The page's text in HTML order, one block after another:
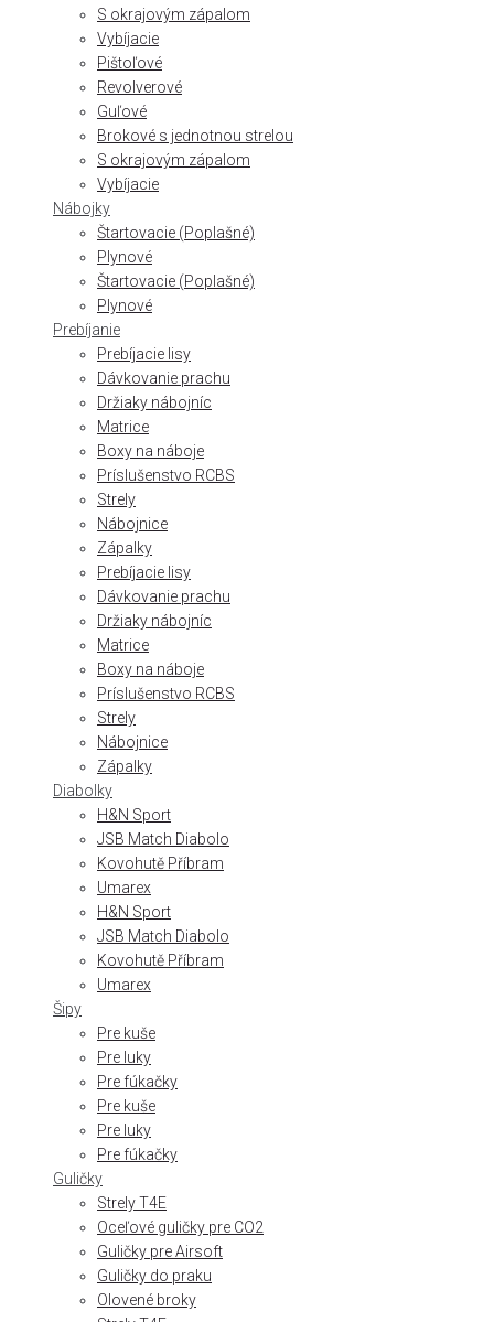
S okrajovým zápalom
Vybíjacie
Pištoľové
Revolverové
Guľové
Brokové s jednotnou strelou
S okrajovým zápalom
Vybíjacie
Nábojky
Štartovacie (Poplašné)
Plynové
Štartovacie (Poplašné)
Plynové
Prebíjanie
Prebíjacie lisy
Dávkovanie prachu
Držiaky nábojníc
Matrice
Boxy na náboje
Príslušenstvo RCBS
Strely
Nábojnice
Zápalky
Prebíjacie lisy
Dávkovanie prachu
Držiaky nábojníc
Matrice
Boxy na náboje
Príslušenstvo RCBS
Strely
Nábojnice
Zápalky
Diabolky
H&N Sport
JSB Match Diabolo
Kovohutě Příbram
Umarex
H&N Sport
JSB Match Diabolo
Kovohutě Příbram
Umarex
Šipy
Pre kuše
Pre luky
Pre fúkačky
Pre kuše
Pre luky
Pre fúkačky
Guličky
Strely T4E
Oceľové guličky pre CO2
Guličky pre Airsoft
Guličky do praku
Olovené broky